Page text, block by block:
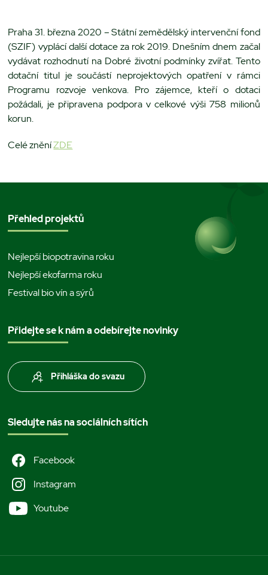
Praha 31. března 2020 – Státní zemědělský intervenční fond
(SZIF) vyplácí další dotace za rok 2019. Dnešním dnem začal
vydávat rozhodnutí na Dobré životní podmínky zvířat. Tento
dotační titul je součástí neprojektových opatření v rámci
Programu rozvoje venkova. Pro zájemce, kteří o dotaci
požádali, je připravena podpora v celkové výši 758 milionů
korun.
Celé zněníZDE
Přehled projektů
Nejlepší biopotravina roku
Nejlepší ekofarma roku
Festival bio vín a sýrů
Přidejte se k nám a odebírejte novinky
Přihláška do svazu
Sledujte nás na sociálních sítích
Facebook
Instagram
Youtube